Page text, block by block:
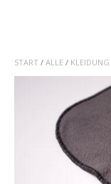
START / ALLE / KLEIDUNG